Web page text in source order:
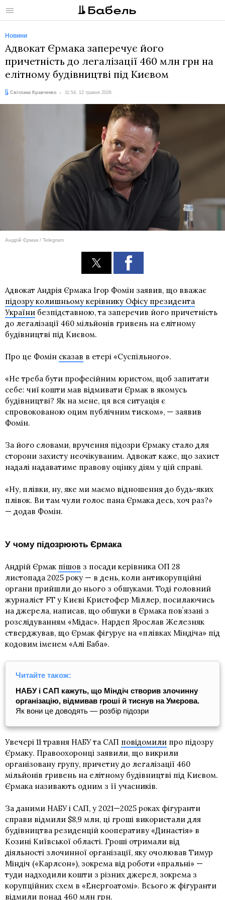
Меню
Новини
Адвокат Єрмака заперечує його
причетність до легалізації 460 млн грн на
елітному будівництві під Києвом
Автор:
Світлана Кравченко
Дата: 11:54, 12 травня 2026
Андрій Єрмак / Telegram
Адвокат Андрія Єрмака Ігор Фомін заявив, що вважає
підозру колишньому керівнику Офісу президента
України безпідставною, та заперечив його причетність
до легалізації 460 мільйонів гривень на елітному
будівництві під Києвом.
Про це Фомін сказав в етері «Суспільного».
«Не треба бути професійним юристом, щоб запитати
себе: чиї кошти мав відмивати Єрмак в якомусь
будівництві? Як на мене, ця вся ситуація є
спровокованою оцим публічним тиском», — заявив
Фомін.
За його словами, вручення підозри Єрмаку стало для
сторони захисту неочікуваним. Адвокат каже, що захист
надалі надаватиме правову оцінку діям у цій справі.
«Ну, плівки, ну, яке ми маємо відношення до будь-яких
плівок. Ви там чули голос пана Єрмака десь, хоч раз?»
— додав Фомін.
У чому підозрюють Єрмака
Андрій Єрмак пішов з посади керівника ОП 28
листопада 2025 року — в день, коли антикорупційні
органи прийшли до нього з обшуками. Тоді головний
журналіст FT у Києві Кристофер Міллер, посилаючись
на джерела, написав, що обшуки в Єрмака повʼязані з
розслідуванням «Мідас». Нардеп Ярослав Железняк
стверджував, що Єрмак фігурує на «плівках Міндіча» під
кодовим іменем «Алі Баба».
Читайте також:
НАБУ і САП кажуть, що Міндіч створив злочинну
організацію, відмивав гроші й тиснув на Умєрова.
Як вони це доводять — розбір підозри
Увечері 11 травня НАБУ та САП повідомили про підозру
Єрмаку. Правоохоронці заявили, що викрили
організовану групу, причетну до легалізації 460
мільйонів гривень на елітному будівництві під Києвом.
Єрмака називають одним з її учасників.
За даними НАБУ і САП, у 2021—2025 роках фігуранти
справи відмили $8,9 млн, ці гроші використали для
будівництва резиденцій кооперативу «Династія» в
Козині Київської області. Гроші отримали від
діяльності злочинної організації, яку очолював Тимур
Міндіч («Карлсон»), зокрема від роботи «пральні» —
туди надходили кошти з різних джерел, зокрема з
корупційних схем в «Енергоатомі». Всього ж фігуранти
відмили понад 460 млн грн.